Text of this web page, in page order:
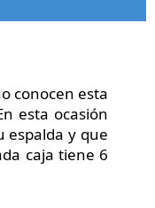
conocen esta
esta ocasión
espalda y que
caja tiene 6